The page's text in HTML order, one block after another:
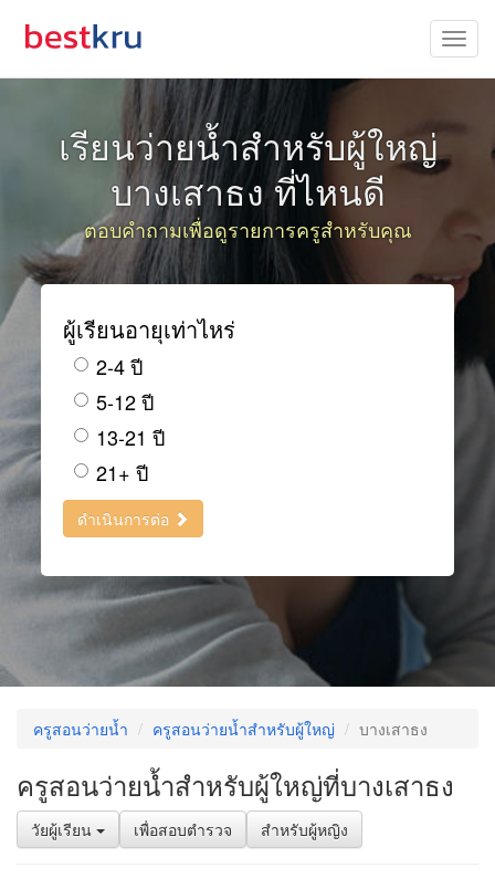
เรียนว่ายน้ำสำหรับผู้ใหญ่
บางเสาธง ที่ไหนดี
ตอบคำถามเพื่อดูรายการครูสำหรับคุณ
ผู้เรียนอายุเท่าไหร่
2-4 ปี
5-12 ปี
13-21 ปี
21+ ปี
ดำเนินการต่อ
ครูสอนว่ายน้ำ ครูสอนว่ายน้ำสำหรับผู้ใหญ่ บางเสาธง
ครูสอนว่ายน้ำสำหรับผู้ใหญ่ที่บางเสาธง
วัยผู้เรียน เพื่อสอบตำรวจ สำหรับผู้หญิง